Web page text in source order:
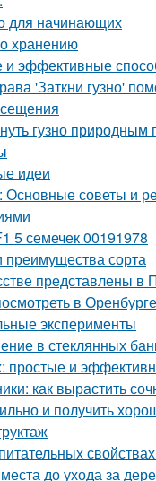
для начинающих
хранению
и эффективные
'Заткни гузно'
гузно природным
идеи
Основные советы и
семечек 00191978
сорта
представлены в
в Оренбурге
эксперименты
в стеклянных
простые и
как вырастить
и получить
до ухода за